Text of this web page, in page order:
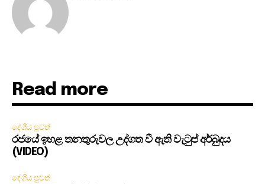
Read more
දේශීය පුවත්
රජයේ ඉහළ තනතුරුවල උද්ගත වී ඇති වැටුප් අර්බුදය
(VIDEO)
දේශීය පුවත්